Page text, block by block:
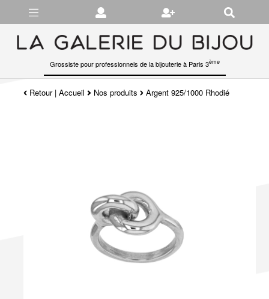
Grossiste pour professionnels de la bijouterie à Paris 3ème
Retour|Accueil Nos produits Argent 925/1000 Rhodié
Gérer les préférences en matière de cookies